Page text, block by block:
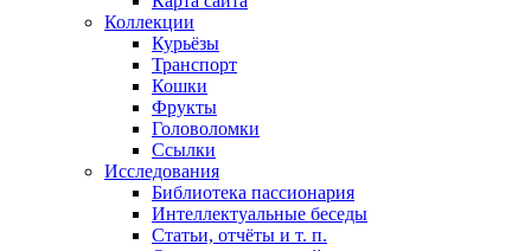
Коллекции
Курьёзы
Транспорт
Кошки
Фрукты
Головоломки
Ссылки
Исследования
Библиотека пассионария
Интеллектуальные беседы
Статьи, отчёты и т. п.